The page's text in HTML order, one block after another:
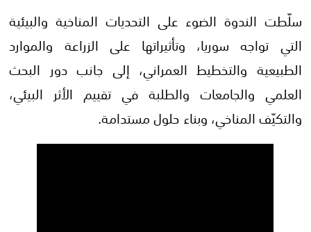
سلّطت الندوة الضوء على التحديات المناخية والبيئية
التي تواجه سوريا، وتأثيراتها على الزراعة والموارد
الطبيعية والتخطيط العمراني، إلى جانب دور البحث
العلمي والجامعات والطلبة في تقييم الأثر البيئي،
والتكيّف المناخي، وبناء حلول مستدامة.